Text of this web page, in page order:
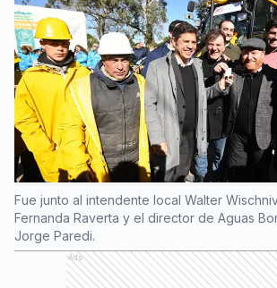
Fue junto al intendente local Walter
Fernanda Raverta y el director de Aguas
Jorge Paredi.
Ads